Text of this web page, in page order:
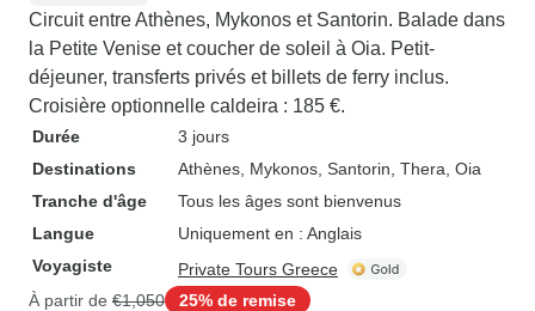
Circuit entre Athènes, Mykonos et Santorin. Balade dans
la Petite Venise et coucher de soleil à Oia. Petit-
déjeuner, transferts privés et billets de ferry inclus.
Croisière optionnelle caldeira : 185 €.
Durée
3 jours
Destinations
Athènes , Mykonos , Santorin , Thera , Oia
Tranche d'âge
Tous les âges sont bienvenus
Langue
Uniquement en : Anglais
Voyagiste
Private Tours Greece
À partir de €1,050 25% de remise